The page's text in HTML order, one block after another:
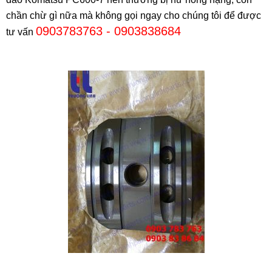
chần chừ gì nữa mà không gọi ngay cho chúng tôi để được
tư vấn 0903783763 - 0903838684